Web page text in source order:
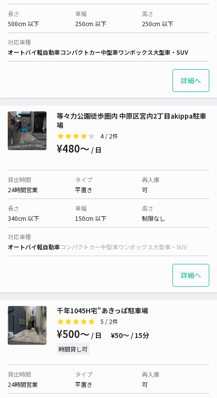
長さ
500cm 以下
車幅
250cm 以下
高さ
250cm 以下
対応車種
オートバイ軽自動車コンパクトカー中型車ワンボックス大型車・SUV
詳細へ
等々力公園徒歩圏内 中原区宮内2丁目akippa駐車
場
4/ 2件
¥480〜 / 日
貸出時間
24時間営業
タイプ
平置き
再入庫
可
長さ
340cm 以下
車幅
150cm 以下
高さ
制限なし
対応車種
オートバイ軽自動車コンパクトカー中型車ワンボックス大型車・SUV
詳細へ
千年1045H宅"あきっぱ駐車場
5 / 2件
¥500〜 / 日 ¥50〜 / 15分
時間貸し可
貸出時間
24時間営業
タイプ
平置き
再入庫
可